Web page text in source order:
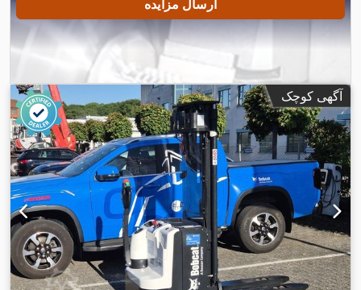
ارسال مزایده
آگهی کوچک